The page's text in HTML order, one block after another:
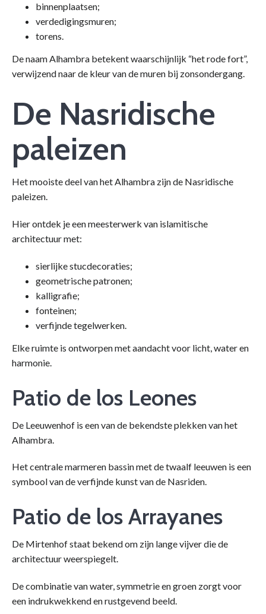
binnenplaatsen;
verdedigingsmuren;
torens.
De naam Alhambra betekent waarschijnlijk “het rode fort”,
verwijzend naar de kleur van de muren bij zonsondergang.
De Nasridische
paleizen
Het mooiste deel van het Alhambra zijn de Nasridische
paleizen.
Hier ontdek je een meesterwerk van islamitische
architectuur met:
sierlijke stucdecoraties;
geometrische patronen;
kalligrafie;
fonteinen;
verfijnde tegelwerken.
Elke ruimte is ontworpen met aandacht voor licht, water en
harmonie.
Patio de los Leones
De Leeuwenhof is een van de bekendste plekken van het
Alhambra.
Het centrale marmeren bassin met de twaalf leeuwen is een
symbool van de verfijnde kunst van de Nasriden.
Patio de los Arrayanes
De Mirtenhof staat bekend om zijn lange vijver die de
architectuur weerspiegelt.
De combinatie van water, symmetrie en groen zorgt voor
een indrukwekkend en rustgevend beeld.